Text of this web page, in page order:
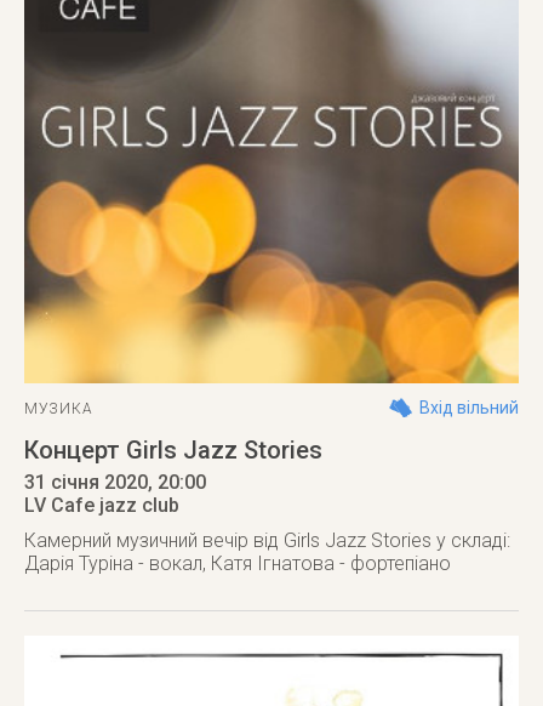
МУЗИКА Вхід вільний
Концерт Girls Jazz Stories
31 січня 2020, 20:00
LV Cafe jazz club
Камерний музичний вечір від Girls Jazz Stories у складі:
Дарія Туріна - вокал, Катя Ігнатова - фортепіано